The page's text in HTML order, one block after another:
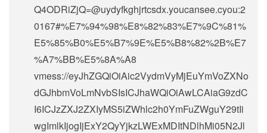
Q4ODRiZjQ=@uydyfkghjrtcsdx.youcansee.cyou:2
0167#%E7%94%98%E8%82%83%E7%9C%81%
E5%85%B0%E5%B7%9E%E5%B8%82%2B%E7
%A7%BB%E5%8A%A8
vmess://eyJhZGQiOiAic2VydmVyMjEuYmVoZXNo
dGJhbmVoLmNvbSIsICJhaWQiOiAwLCAiaG9zdC
I6ICJzZXJ2ZXIyMS5iZWhlc2h0YmFuZWguY29tIi
wgImlkIjogIjExY2QyYjkzLWExMDItNDlhMi05N2Jl